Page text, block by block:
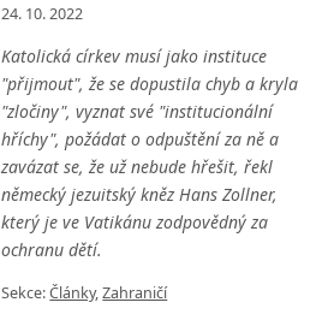
24. 10. 2022
Katolická církev musí jako instituce
"přijmout", že se dopustila chyb a kryla
"zločiny", vyznat své "institucionální
hříchy", požádat o odpuštění za ně a
zavázat se, že už nebude hřešit, řekl
německý jezuitský kněz Hans Zollner,
který je ve Vatikánu zodpovědný za
ochranu dětí.
Sekce:Články,Zahraničí